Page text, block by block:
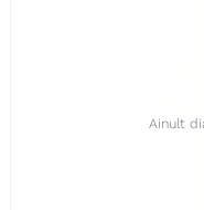
Ainult